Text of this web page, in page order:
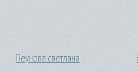
Пеунова светлана